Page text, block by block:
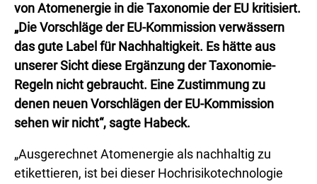
von Atomenergie in die Taxonomie der EU kritisiert.
„Die Vorschläge der EU-Kommission verwässern
das gute Label für Nachhaltigkeit. Es hätte aus
unserer Sicht diese Ergänzung der Taxonomie-
Regeln nicht gebraucht. Eine Zustimmung zu
denen neuen Vorschlägen der EU-Kommission
sehen wir nicht“, sagte Habeck.
„Ausgerechnet Atomenergie als nachhaltig zu
etikettieren, ist bei dieser Hochrisikotechnologie